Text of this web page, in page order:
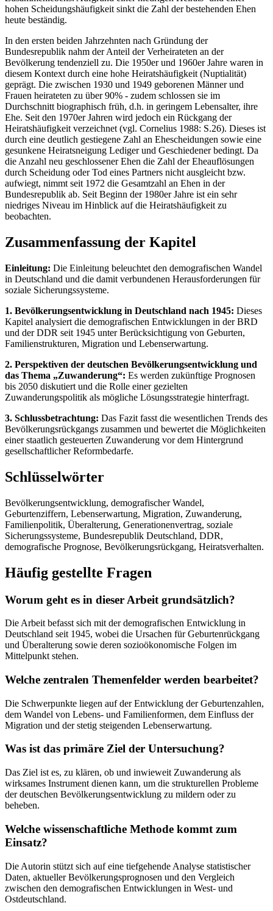
hohen Scheidungshäufigkeit sinkt die Zahl der bestehenden Ehen
heute beständig.
In den ersten beiden Jahrzehnten nach Gründung der
Bundesrepublik nahm der Anteil der Verheirateten an der
Bevölkerung tendenziell zu. Die 1950er und 1960er Jahre waren in
diesem Kontext durch eine hohe Heiratshäufigkeit (Nuptialität)
geprägt. Die zwischen 1930 und 1949 geborenen Männer und
Frauen heirateten zu über 90% - zudem schlossen sie im
Durchschnitt biographisch früh, d.h. in geringem Lebensalter, ihre
Ehe. Seit den 1970er Jahren wird jedoch ein Rückgang der
Heiratshäufigkeit verzeichnet (vgl. Cornelius 1988: S.26). Dieses ist
durch eine deutlich gestiegene Zahl an Ehescheidungen sowie eine
gesunkene Heiratsneigung Lediger und Geschiedener bedingt. Da
die Anzahl neu geschlossener Ehen die Zahl der Eheauflösungen
durch Scheidung oder Tod eines Partners nicht ausgleicht bzw.
aufwiegt, nimmt seit 1972 die Gesamtzahl an Ehen in der
Bundesrepublik ab. Seit Beginn der 1980er Jahre ist ein sehr
niedriges Niveau im Hinblick auf die Heiratshäufigkeit zu
beobachten.
Zusammenfassung der Kapitel
Einleitung: Die Einleitung beleuchtet den demografischen Wandel
in Deutschland und die damit verbundenen Herausforderungen für
soziale Sicherungssysteme.
1. Bevölkerungsentwicklung in Deutschland nach 1945: Dieses
Kapitel analysiert die demografischen Entwicklungen in der BRD
und der DDR seit 1945 unter Berücksichtigung von Geburten,
Familienstrukturen, Migration und Lebenserwartung.
2. Perspektiven der deutschen Bevölkerungsentwicklung und
das Thema „Zuwanderung“: Es werden zukünftige Prognosen
bis 2050 diskutiert und die Rolle einer gezielten
Zuwanderungspolitik als mögliche Lösungsstrategie hinterfragt.
3. Schlussbetrachtung: Das Fazit fasst die wesentlichen Trends des
Bevölkerungsrückgangs zusammen und bewertet die Möglichkeiten
einer staatlich gesteuerten Zuwanderung vor dem Hintergrund
gesellschaftlicher Reformbedarfe.
Schlüsselwörter
Bevölkerungsentwicklung, demografischer Wandel,
Geburtenziffern, Lebenserwartung, Migration, Zuwanderung,
Familienpolitik, Überalterung, Generationenvertrag, soziale
Sicherungssysteme, Bundesrepublik Deutschland, DDR,
demografische Prognose, Bevölkerungsrückgang, Heiratsverhalten.
Häufig gestellte Fragen
Worum geht es in dieser Arbeit grundsätzlich?
Die Arbeit befasst sich mit der demografischen Entwicklung in
Deutschland seit 1945, wobei die Ursachen für Geburtenrückgang
und Überalterung sowie deren sozioökonomische Folgen im
Mittelpunkt stehen.
Welche zentralen Themenfelder werden bearbeitet?
Die Schwerpunkte liegen auf der Entwicklung der Geburtenzahlen,
dem Wandel von Lebens- und Familienformen, dem Einfluss der
Migration und der stetig steigenden Lebenserwartung.
Was ist das primäre Ziel der Untersuchung?
Das Ziel ist es, zu klären, ob und inwieweit Zuwanderung als
wirksames Instrument dienen kann, um die strukturellen Probleme
der deutschen Bevölkerungsentwicklung zu mildern oder zu
beheben.
Welche wissenschaftliche Methode kommt zum
Einsatz?
Die Autorin stützt sich auf eine tiefgehende Analyse statistischer
Daten, aktueller Bevölkerungsprognosen und den Vergleich
zwischen den demografischen Entwicklungen in West- und
Ostdeutschland.